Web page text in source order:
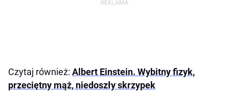
Czytaj również: Albert Einstein. Wybitny fizyk,
przeciętny mąż, niedoszły skrzypek